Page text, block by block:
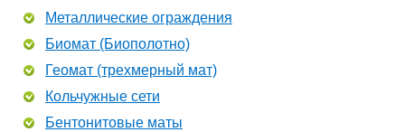
Металлические ограждения
Биомат (Биополотно)
Геомат (трехмерный мат)
Кольчужные сети
Бентонитовые маты